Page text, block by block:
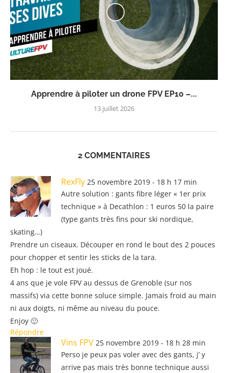
Apprendre à piloter un drone FPV EP10 –...
13 juillet 2026
2 COMMENTAIRES
RexFly 25 novembre 2019 - 18 h 17 min
Autre solution : gants fibre léger « 1er prix
technique » à Decathlon : 1 euros 50 la paire
(type gants très fins pour ski nordique,
skating…)
Prendre un ciseaux. Découper en rond le bout des 2 pouces
pour chopper et sentir les sticks de la tara.
Eh hop : le tout est joué.
4 ans que je vole FPV au dessus de Grenoble (sur nos
massifs) via cette bonne soluce simple. Jamais froid au main
ni aux doigts, ni même au niveau du pouce.
Enjoy 🙂
Répondre
Vins FPV 25 novembre 2019 - 18 h 28 min
Perso je peux pas voler avec des gants, j’ y
arrive pas mais très bonne technique aussi